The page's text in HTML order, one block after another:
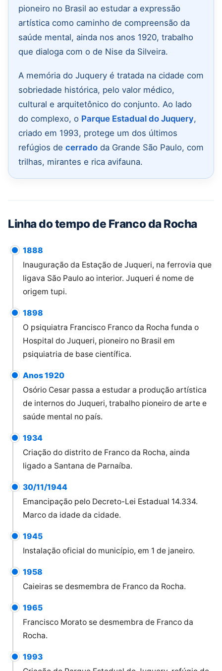
pioneiro no Brasil ao estudar a expressão
artística como caminho de compreensão da
saúde mental, ainda nos anos 1920, trabalho
que dialoga com o de Nise da Silveira.
A memória do Juquery é tratada na cidade com
sobriedade histórica, pelo valor médico,
cultural e arquitetônico do conjunto. Ao lado
do complexo, o Parque Estadual do Juquery,
criado em 1993, protege um dos últimos
refúgios de cerrado da Grande São Paulo, com
trilhas, mirantes e rica avifauna.
Linha do tempo de Franco da Rocha
1888
Inauguração da Estação de Juqueri, na ferrovia que
ligava São Paulo ao interior. Juqueri é nome de
origem tupi.
1898
O psiquiatra Francisco Franco da Rocha funda o
Hospital do Juqueri, pioneiro no Brasil em
psiquiatria de base científica.
Anos 1920
Osório Cesar passa a estudar a produção artística
de internos do Juqueri, trabalho pioneiro de arte e
saúde mental no país.
1934
Criação do distrito de Franco da Rocha, ainda
ligado a Santana de Parnaíba.
30/11/1944
Emancipação pelo Decreto-Lei Estadual 14.334.
Marco da idade da cidade.
1945
Instalação oficial do município, em 1 de janeiro.
1958
Caieiras se desmembra de Franco da Rocha.
1965
Francisco Morato se desmembra de Franco da
Rocha.
1993